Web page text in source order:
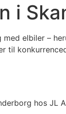
i
elbiler –
til